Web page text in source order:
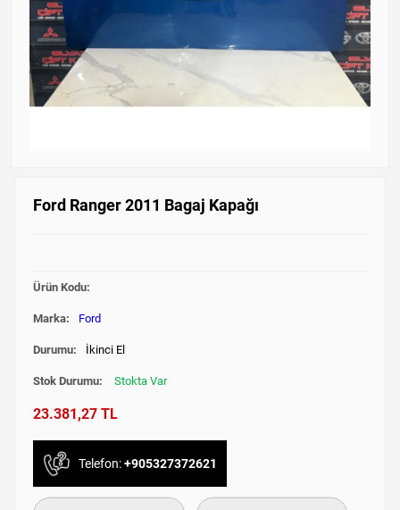
Ford Ranger 2011 Bagaj Kapağı
Ürün Kodu:
Marka: Ford
Durumu: İkinci El
Stok Durumu: Stokta Var
23.381,27 TL
Telefon:+905327372621